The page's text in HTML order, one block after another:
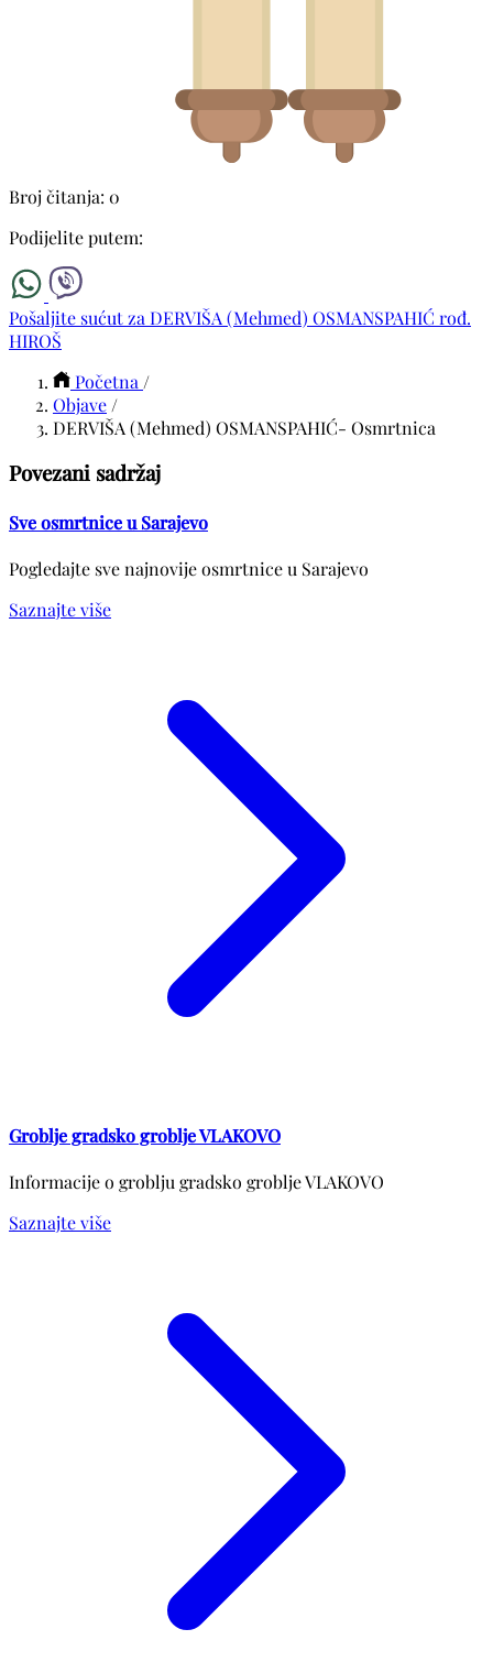
Broj čitanja: 0
Podijelite putem:
Pošaljite sućut za DERVIŠA (Mehmed) OSMANSPAHIĆ rođ.
HIROŠ
Početna /
Objave /
DERVIŠA (Mehmed) OSMANSPAHIĆ- Osmrtnica
Povezani sadržaj
Sve osmrtnice u Sarajevo
Pogledajte sve najnovije osmrtnice u Sarajevo
Saznajte više
Groblje gradsko groblje VLAKOVO
Informacije o groblju gradsko groblje VLAKOVO
Saznajte više